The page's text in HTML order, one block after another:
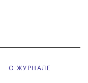
О ЖУРНАЛЕ